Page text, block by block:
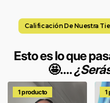
Calificación De Nuestra
Esto es lo que
🤩....
1 producto 1